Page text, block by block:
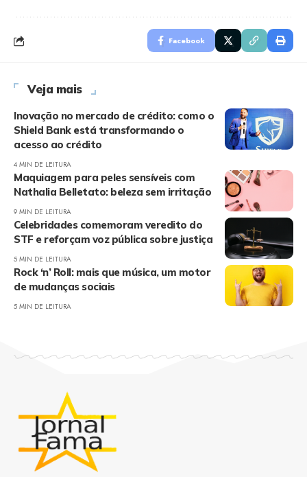
Facebook
Veja mais
Inovação no mercado de crédito: como o
Shield Bank está transformando o
acesso ao crédito
4 MIN DE LEITURA
Maquiagem para peles sensíveis com
Nathalia Belletato: beleza sem irritação
9 MIN DE LEITURA
Celebridades comemoram veredito do
STF e reforçam voz pública sobre justiça
5 MIN DE LEITURA
Rock ‘n’ Roll: mais que música, um motor
de mudanças sociais
5 MIN DE LEITURA